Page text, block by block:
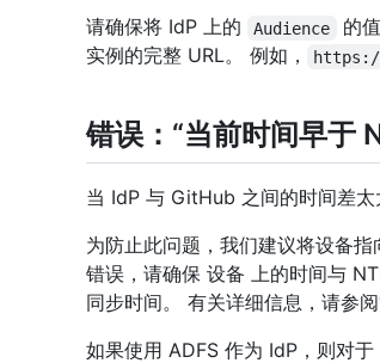
请确保将 IdP 上的 Audience 的
实例的完整 URL。 例如，
https://
错误：“当前时间早于
当 IdP 与 GitHub 之间的时间差太
为防止此问题，我们建议将设备
错误，请确保 设备 上的时间与
同步时间。 有关详细信息，请参阅
如果使用 ADFS 作为 IdP，则对